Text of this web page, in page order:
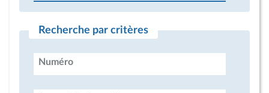
Recherche par critères
Numéro